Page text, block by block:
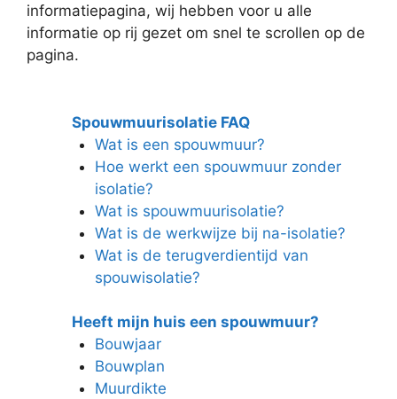
informatiepagina, wij hebben voor u alle
informatie op rij gezet om snel te scrollen op de
pagina.
Spouwmuurisolatie FAQ
Wat is een spouwmuur?
Hoe werkt een spouwmuur zonder
isolatie?
Wat is spouwmuurisolatie?
Wat is de werkwijze bij na-isolatie?
Wat is de terugverdientijd van
spouwisolatie?
Heeft mijn huis een spouwmuur?
Bouwjaar
Bouwplan
Muurdikte